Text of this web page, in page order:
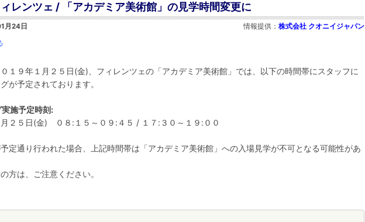
レンツェ / 「アカデミア美術館」の見学時間変更に
月24日 情報提供： 株式会社 クオニイジャパン
１９年１月２５日(金)、フィレンツェの「アカデミア美術館」では、以下の時間帯にスタッフに
が予定されております。
施予定時刻:
２５日(金) ０８:１５～０９:４５ / １７:３０～１９:００
定通り行われた場合、上記時間帯は「アカデミア美術館」への入場見学が不可となる可能性があ
方は、ご注意ください。